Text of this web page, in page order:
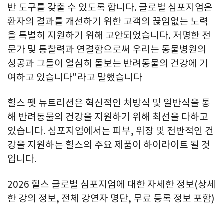
반 도구를 갖출 수 있도록 합니다. 글로벌 심포지엄은
환자의 결과를 개선하기 위한 고객의 끊임없는 노력
을 특별히 지원하기 위해 고안되었습니다. 저명한 전
문가 및 통찰력과 연결함으로써 우리는 동물병원의
성공과 그들이 열심히 돌보는 반려동물의 건강에 기
여하고 있습니다"라고 말했습니다
힐스 펫 뉴트리션은 혁신적인 처방식 및 일반식을 통
해 반려동물의 건강을 지원하기 위해 최선을 다하고
있습니다. 심포지엄에서는 피부, 위장 및 전반적인 건
강을 지원하는 힐스의 주요 제품이 하이라이트 될 것
입니다.
2026 힐스 글로벌 심포지엄에 대한 자세한 정보(상세
한 강의 정보, 전체 강연자 명단, 무료 등록 정보 포함)